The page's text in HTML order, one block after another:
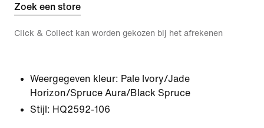
Zoek een store
Click & Collect kan worden gekozen bij het afrekenen
Weergegeven kleur: Pale Ivory/Jade
Horizon/Spruce Aura/Black Spruce
Stijl: HQ2592-106